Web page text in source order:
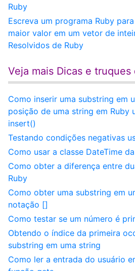
Ruby
Escreva um programa Ruby
maior valor em um vetor de
Resolvidos de Ruby
Veja mais Dicas e truques
Como inserir uma substring em
posição de uma string em Ruby
insert()
Testando condições negativas
Como usar a classe DateTime
Como obter a diferença entre
Ruby
Como obter uma substring em
notação []
Como testar se um número é
Obtendo o índice da primeira
substring em uma string
Como ler a entrada do usuário